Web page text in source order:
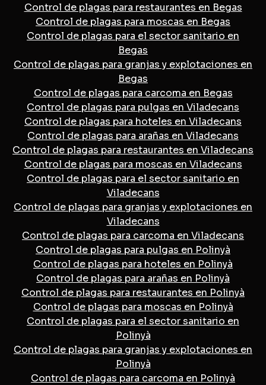
Control de plagas para restaurantes en Begas
Control de plagas para moscas en Begas
Control de plagas para el sector sanitario en
Begas
Control de plagas para granjas y explotaciones en
Begas
Control de plagas para carcoma en Begas
Control de plagas para pulgas en Viladecans
Control de plagas para hoteles en Viladecans
Control de plagas para arañas en Viladecans
Control de plagas para restaurantes en Viladecans
Control de plagas para moscas en Viladecans
Control de plagas para el sector sanitario en
Viladecans
Control de plagas para granjas y explotaciones en
Viladecans
Control de plagas para carcoma en Viladecans
Control de plagas para pulgas en Polinyà
Control de plagas para hoteles en Polinyà
Control de plagas para arañas en Polinyà
Control de plagas para restaurantes en Polinyà
Control de plagas para moscas en Polinyà
Control de plagas para el sector sanitario en
Polinyà
Control de plagas para granjas y explotaciones en
Polinyà
Control de plagas para carcoma en Polinyà